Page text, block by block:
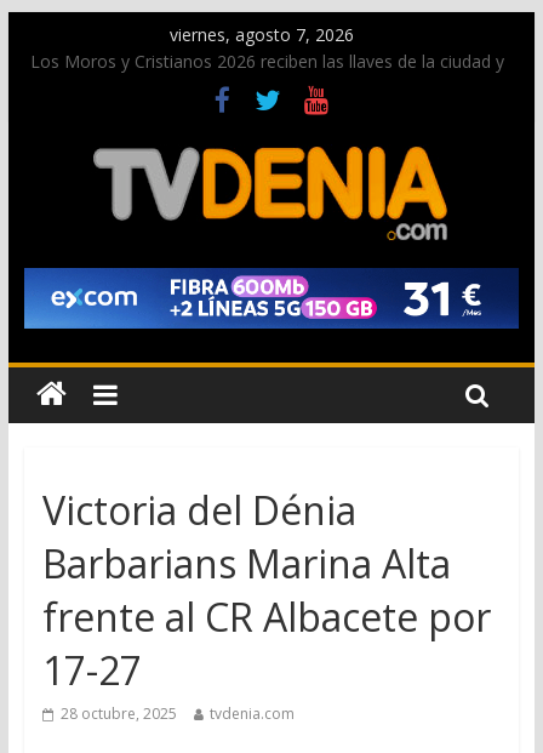
viernes, agosto 7, 2026
Los Moros y Cristianos 2026 reciben las llaves de la ciudad y
dan inicio a las fiestas en Dénia
El bando moro protagonista en la Segunda Entraeta Festera
Paco Adsuar dona al Arxiu de Dénia más de 50.000 imágenes
de la memoria visual de la ciudad
La Entraeta Festera llena de ambiente la calle Marqués de
Campo con la recepción a la Capitanía Cristiana
El XII Festival de Jazz de Dénia reunirá durante agosto a
figuras nacionales e internacionales en los Jardins de
Torrecremada
Victoria del Dénia
Barbarians Marina Alta
frente al CR Albacete por
17-27
28 octubre, 2025 tvdenia.com